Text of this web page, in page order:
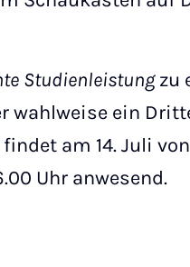
Studienleistungzu
wahlweise ein
am 14. Juli von
Uhr anwesend.